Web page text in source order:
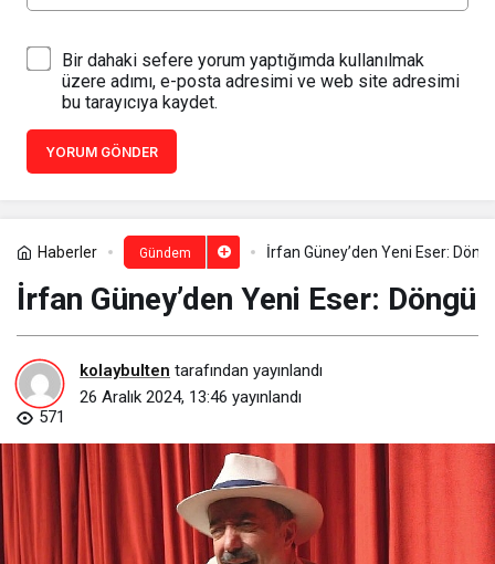
Bir dahaki sefere yorum yaptığımda kullanılmak
üzere adımı, e-posta adresimi ve web site adresimi
bu tarayıcıya kaydet.
YORUM GÖNDER
Haberler Gündem İrfan Güney’den Yeni Eser:
İrfan Güney’den Yeni Eser: Döngü
kolaybulten tarafından yayınlandı
26 Aralık 2024, 13:46 yayınlandı
571